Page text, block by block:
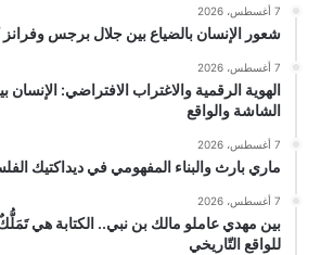
7 أغسطس، 2026
شعور الإنسان بالضياع بين جلال برجس وفرانز
7 أغسطس، 2026
الهوية الرقمية والاغتراب الافتراضي: الإنسان
الشاشة والواقع
7 أغسطس، 2026
ماري بارث والبناء المفهومي في ديداكتيك
7 أغسطس، 2026
بين مهدي عاملو مالك بن نبي.. الكتابة هي
للواقع التّاريخي